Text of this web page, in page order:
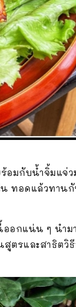
มกับน้ำจิ้มแจ่ว
ทอดแล้วทาน
ออกแน่น ๆ นำม
สูตรและสาธิตวิ